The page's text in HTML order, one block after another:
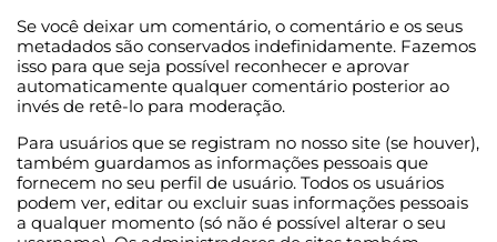
Se você deixar um comentário, o comentário e os seus
metadados são conservados indefinidamente. Fazemos
isso para que seja possível reconhecer e aprovar
automaticamente qualquer comentário posterior ao
invés de retê-lo para moderação.
Para usuários que se registram no nosso site (se houver),
também guardamos as informações pessoais que
fornecem no seu perfil de usuário. Todos os usuários
podem ver, editar ou excluir suas informações pessoais
a qualquer momento (só não é possível alterar o seu